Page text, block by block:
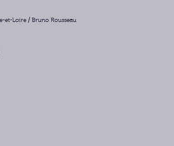
et-Loire / Bruno Rousseau